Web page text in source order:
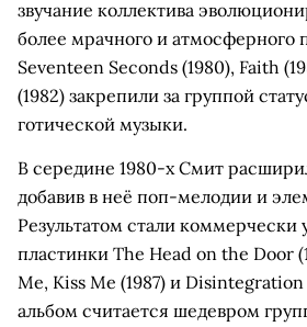
звучание коллектива
более мрачного и атмосферного
Seventeen Seconds (1980), Faith
(1982) закрепили за группой
готической музыки.
В середине 1980-х Смит
добавив в неё поп-мелодии и
Результатом стали
пластинки The Head on the Door
Me, Kiss Me (1987) и
альбом считается шедевром